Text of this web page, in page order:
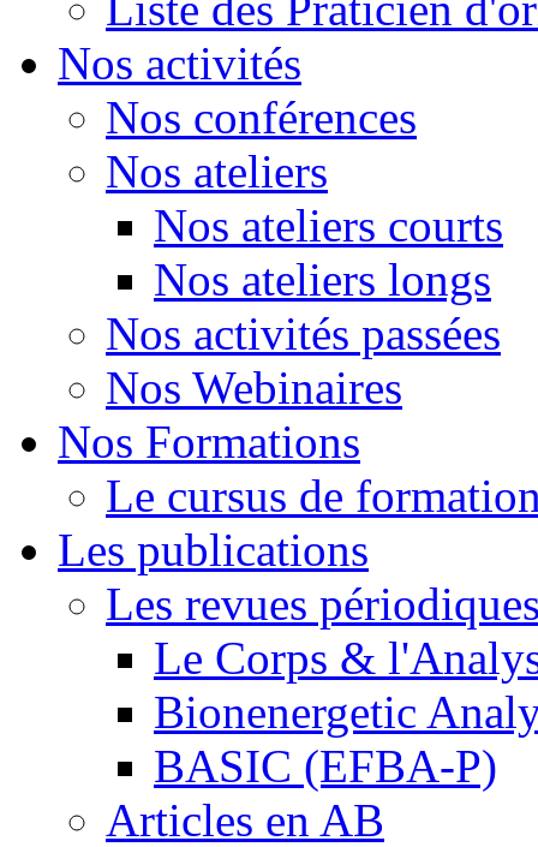
Nos activités
Nos conférences
Nos ateliers
Nos ateliers courts
Nos ateliers longs
Nos activités passées
Nos Webinaires
Nos Formations
Le cursus de
Les publications
Les revues
Le Corps &
Bionenergetic
BASIC (EFBA-P)
Articles en AB